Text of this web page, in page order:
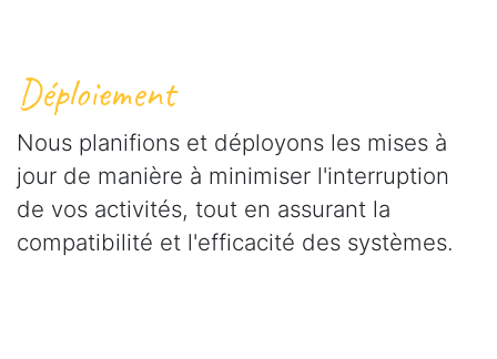
Déploiement
Nous planifions et déployons les mises à
jour de manière à minimiser l'interruption
de vos activités, tout en assurant la
compatibilité et l'efficacité des systèmes.